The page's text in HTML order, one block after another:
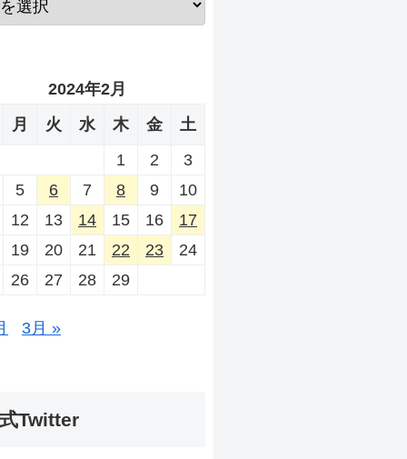
2024年2月
月
火 水 木 金
土
1
2
3
5
6 7 8 9
10
12
13 14 15 16
17
19
20 21 22 23
24
26
27 28 29
3月 »
Twitter